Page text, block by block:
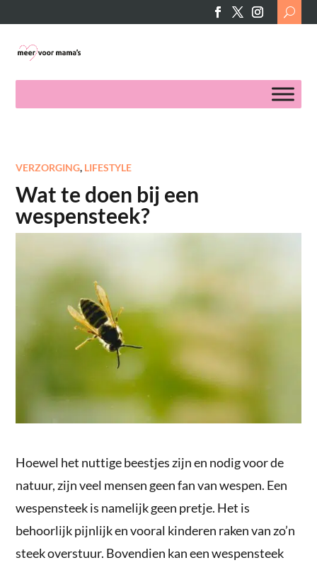
Search
for:
VERZORGING, LIFESTYLE
Wat te doen bij een
wespensteek?
Hoewel het nuttige beestjes zijn en nodig voor de
natuur, zijn veel mensen geen fan van wespen. Een
wespensteek is namelijk geen pretje. Het is
behoorlijk pijnlijk en vooral kinderen raken van zo’n
steek overstuur. Bovendien kan een wespensteek